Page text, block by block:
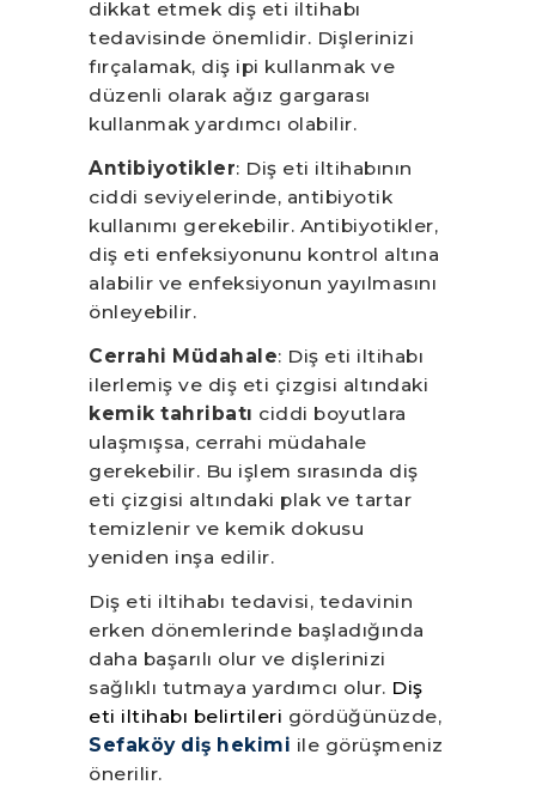
dikkat etmek diş eti iltihabı
tedavisinde önemlidir. Dişlerinizi
fırçalamak, diş ipi kullanmak ve
düzenli olarak ağız gargarası
kullanmak yardımcı olabilir.
Antibiyotikler: Diş eti iltihabının
ciddi seviyelerinde, antibiyotik
kullanımı gerekebilir. Antibiyotikler,
diş eti enfeksiyonunu kontrol altına
alabilir ve enfeksiyonun yayılmasını
önleyebilir.
Cerrahi Müdahale: Diş eti iltihabı
ilerlemiş ve diş eti çizgisi altındaki
kemik tahribatı ciddi boyutlara
ulaşmışsa, cerrahi müdahale
gerekebilir. Bu işlem sırasında diş
eti çizgisi altındaki plak ve tartar
temizlenir ve kemik dokusu
yeniden inşa edilir.
Diş eti iltihabı tedavisi, tedavinin
erken dönemlerinde başladığında
daha başarılı olur ve dişlerinizi
sağlıklı tutmaya yardımcı olur. Diş
eti iltihabı belirtileri gördüğünüzde,
Sefaköy diş hekimi ile görüşmeniz
önerilir.